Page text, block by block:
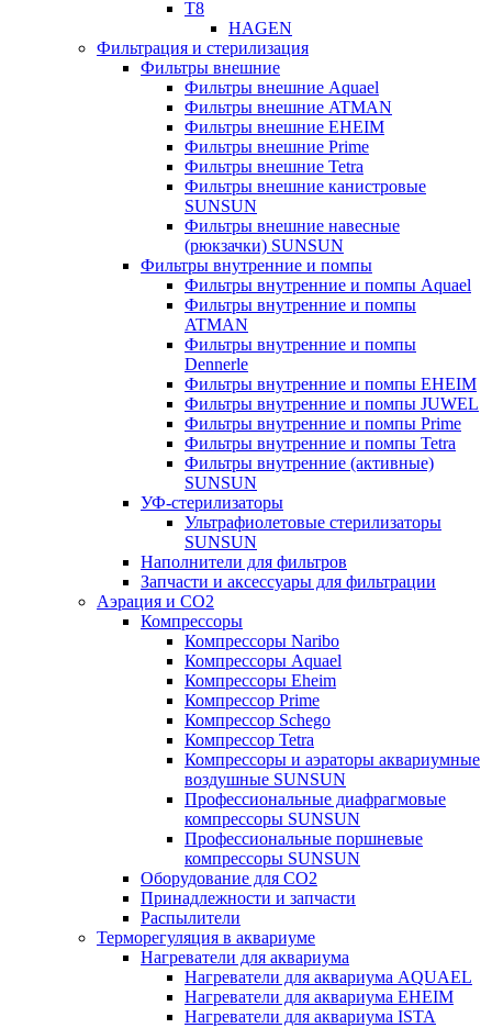
T8
HAGEN
Фильтрация и стерилизация
Фильтры внешние
Фильтры внешние Aquael
Фильтры внешние ATMAN
Фильтры внешние EHEIM
Фильтры внешние Prime
Фильтры внешние Tetra
Фильтры внешние канистровые
SUNSUN
Фильтры внешние навесные
(рюкзачки) SUNSUN
Фильтры внутренние и помпы
Фильтры внутренние и помпы Aquael
Фильтры внутренние и помпы
ATMAN
Фильтры внутренние и помпы
Dennerle
Фильтры внутренние и помпы EHEIM
Фильтры внутренние и помпы JUWEL
Фильтры внутренние и помпы Prime
Фильтры внутренние и помпы Tetra
Фильтры внутренние (активные)
SUNSUN
УФ-стерилизаторы
Ультрафиолетовые стерилизаторы
SUNSUN
Наполнители для фильтров
Запчасти и аксессуары для фильтрации
Аэрация и CO2
Компрессоры
Компрессоры Naribo
Компрессоры Aquael
Компрессоры Eheim
Компрессор Prime
Компрессор Schego
Компрессор Tetra
Компрессоры и аэраторы аквариумные
воздушные SUNSUN
Профессиональные диафрагмовые
компрессоры SUNSUN
Профессиональные поршневые
компрессоры SUNSUN
Оборудование для CO2
Принадлежности и запчасти
Распылители
Терморегуляция в аквариуме
Нагреватели для аквариума
Нагреватели для аквариума AQUAEL
Нагреватели для аквариума EHEIM
Нагреватели для аквариума ISTA